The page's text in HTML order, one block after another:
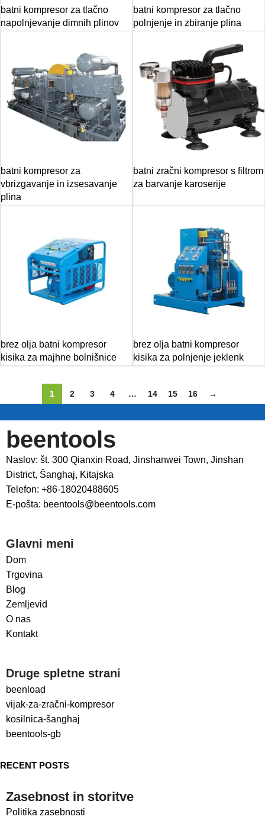
batni kompresor za tlačno
napolnjevanje dimnih plinov
batni kompresor za tlačno
polnjenje in zbiranje plina
batni kompresor za
vbrizgavanje in izsesavanje
plina
batni zračni kompresor s filtrom
za barvanje karoserije
brez olja batni kompresor
kisika za majhne bolnišnice
brez olja batni kompresor
kisika za polnjenje jeklenk
1 2 3 4 … 14 15 16 →
beentools
Naslov: št. 300 Qianxin Road, Jinshanwei Town, Jinshan
District, Šanghaj, Kitajska
Telefon: +86-18020488605
E-pošta: beentools@beentools.com
Glavni meni
Dom
Trgovina
Blog
Zemljevid
O nas
Kontakt
Druge spletne strani
beenload
vijak-za-zračni-kompresor
kosilnica-šanghaj
beentools-gb
RECENT POSTS
Zasebnost in storitve
Politika zasebnosti